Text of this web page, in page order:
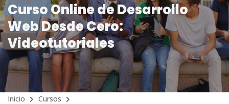
Curso Online de Desarrollo
Web Desde Cero:
Videotutoriales
Inicio
Cursos